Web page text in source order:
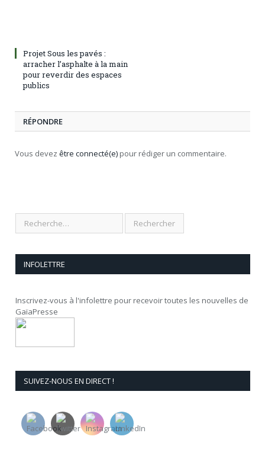
Projet Sous les pavés :
arracher l’asphalte à la main
pour reverdir des espaces
publics
RÉPONDRE
Vous devez être connecté(e) pour rédiger un commentaire.
INFOLETTRE
Inscrivez-vous à l'infolettre pour recevoir toutes les nouvelles de
GaïaPresse
SUIVEZ-NOUS EN DIRECT !